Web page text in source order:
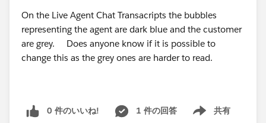
On the Live Agent Chat Transacripts the bubbles
representing the agent are dark blue and the customer
are grey. Does anyone know if it is possible to
change this as the grey ones are harder to read.
0 件のいいね! 1 件の回答 共有
Show menu